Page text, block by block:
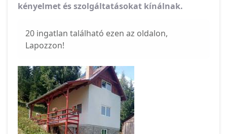
kényelmet és szolgáltatásokat kínálnak.
20 ingatlan található ezen az oldalon,
Lapozzon!